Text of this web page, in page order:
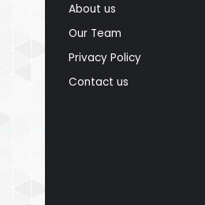
About us
Our Team
Privacy Policy
Contact us